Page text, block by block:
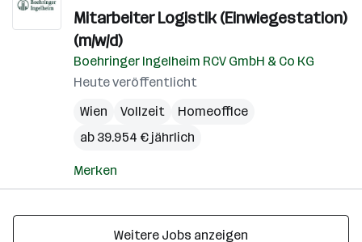
Mitarbeiter Logistik (Einwiegestation)
(m/w/d)
Boehringer Ingelheim RCV GmbH & Co KG
Heute veröffentlicht
Wien
Vollzeit
Homeoffice
ab 39.954 € jährlich
Merken
Weitere Jobs anzeigen